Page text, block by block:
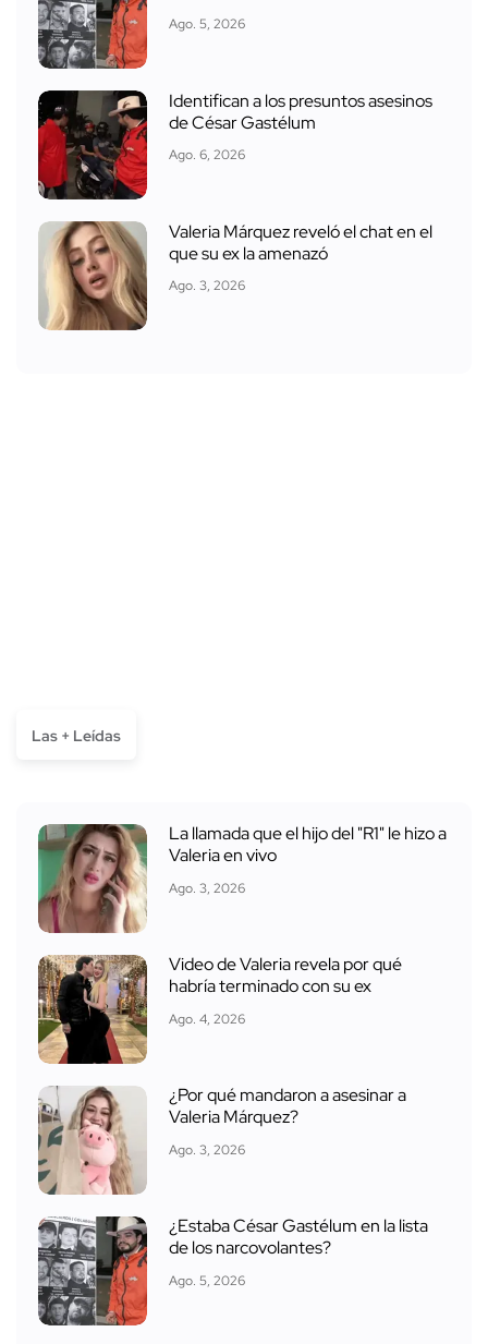
Ago. 5, 2026
Identifican a los presuntos asesinos
de César Gastélum
Ago. 6, 2026
Valeria Márquez reveló el chat en el
que su ex la amenazó
Ago. 3, 2026
Las + Leídas
La llamada que el hijo del "R1" le hizo a
Valeria en vivo
Ago. 3, 2026
Video de Valeria revela por qué
habría terminado con su ex
Ago. 4, 2026
¿Por qué mandaron a asesinar a
Valeria Márquez?
Ago. 3, 2026
¿Estaba César Gastélum en la lista
de los narcovolantes?
Ago. 5, 2026